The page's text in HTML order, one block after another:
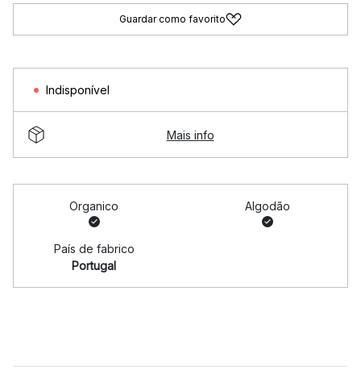
Guardar como favorito
Indisponível
Mais info
Organico Algodão
País de fabrico
Portugal